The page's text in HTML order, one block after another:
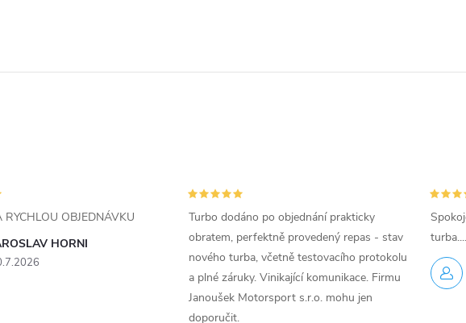
HORNI
RYCHLOU OBJEDNÁVKU
Turbo dodáno po objednání prakticky
obratem, perfektně provedený repas - stav
nového turba, včetně testovacího protokolu
a plné záruky. Vinikající komunikace. Firmu
Janoušek Motorsport s.r.o. mohu jen
doporučit.